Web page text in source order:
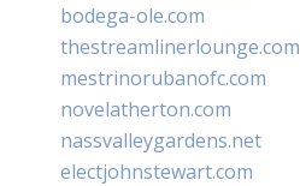
bodega-ole.com
thestreamlinerlounge.com
mestrinorubanofc.com
novelatherton.com
nassvalleygardens.net
electjohnstewart.com